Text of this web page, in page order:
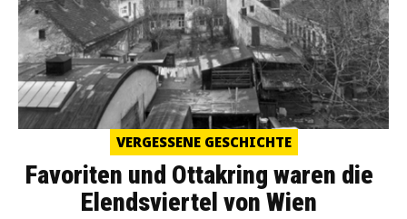
VERGESSENE GESCHICHTE
Favoriten und Ottakring waren die
Elendsviertel von Wien